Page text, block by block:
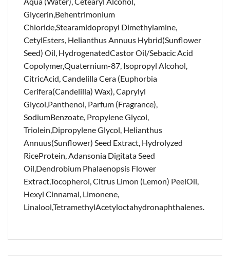
Glycerin,Behentrimonium
Chloride,Stearamidopropyl Dimethylamine,
CetylEsters, Helianthus Annuus Hybrid(Sunflower
Seed) Oil, HydrogenatedCastor Oil/Sebacic Acid
Copolymer,Quaternium-87, Isopropyl Alcohol,
CitricAcid, Candelilla Cera (Euphorbia
Cerifera(Candelilla) Wax), Caprylyl
Glycol,Panthenol, Parfum (Fragrance),
SodiumBenzoate, Propylene Glycol,
Triolein,Dipropylene Glycol, Helianthus
Annuus(Sunflower) Seed Extract, Hydrolyzed
RiceProtein, Adansonia Digitata Seed
Oil,Dendrobium Phalaenopsis Flower
Extract,Tocopherol, Citrus Limon (Lemon) PeelOil,
Hexyl Cinnamal, Limonene,
Linalool,TetramethylAcetyloctahydronaphthalenes​.